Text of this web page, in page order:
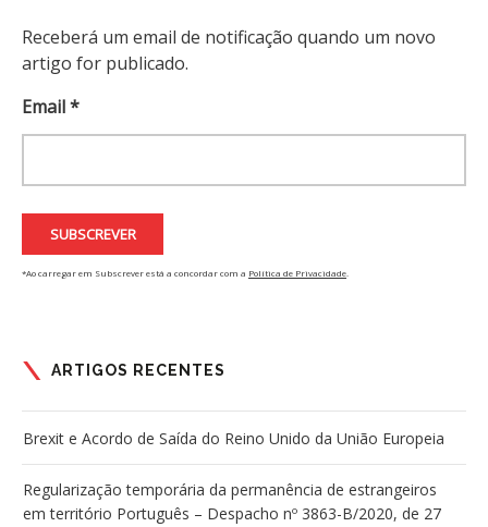
Receberá um email de notificação quando um novo
artigo for publicado.
Email *
*Ao carregar em Subscrever está a concordar com a Política de Privacidade
ARTIGOS RECENTES
Brexit e Acordo de Saída do Reino Unido da União Europeia
Regularização temporária da permanência de estrangeiros
em território Português – Despacho nº 3863-B/2020, de 27